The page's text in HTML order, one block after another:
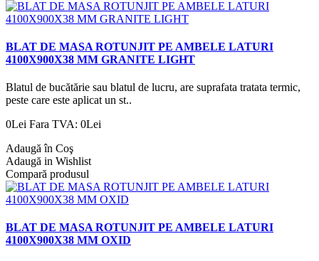
BLAT DE MASA ROTUNJIT PE AMBELE LATURI
4100X900X38 MM GRANITE LIGHT
Blatul de bucătărie sau blatul de lucru, are suprafata tratata termic,
peste care este aplicat un st..
0Lei Fara TVA: 0Lei
Adaugă în Coş
Adaugă in Wishlist
Compară produsul
BLAT DE MASA ROTUNJIT PE AMBELE LATURI
4100X900X38 MM OXID